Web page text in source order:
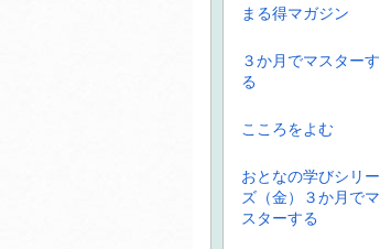
まる得マガジン
３か月でマスターす
る
こころをよむ
おとなの学びシリー
ズ（金）３か月でマ
スターする